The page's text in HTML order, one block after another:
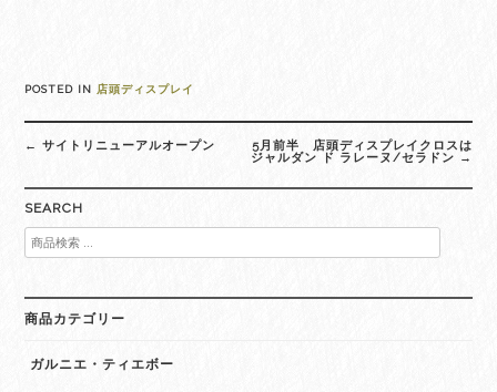
POSTED IN 店頭ディスプレイ
Post
navigation
← サイトリニューアルオープン 5月前半 店頭ディスプレイクロスは
ジャルダン ド ラレーヌ/セラドン →
SEARCH
検
索
象:
商品カテゴリー
ガルニエ・ティエボー